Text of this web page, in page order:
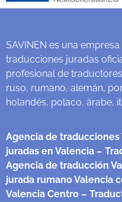
SAVINEN es una
traducciones juradas
profesional de
ruso, rumano, alemán,
holandés, polaco, árabe,
Agencia de traducciones
juradas en Valencia –
Agencia de traducción
jurada rumano Valencia
Valencia Centro –